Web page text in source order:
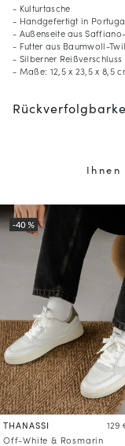
- Kulturtasche
- Handgefertigt in
- Außenseite aus
- Futter aus Baumwoll-
- Silberner Reißverschluss
- Maße: 12,5 x 23,5 x 8,5
THANASSI 129
Off-White & Rosmarin